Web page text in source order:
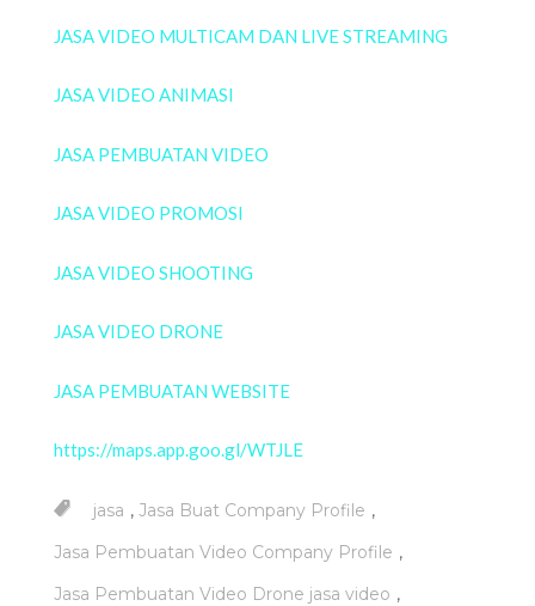
JASA VIDEO MULTICAM DAN LIVE STREAMING
JASA VIDEO ANIMASI
JASA PEMBUATAN VIDEO
JASA VIDEO PROMOSI
JASA VIDEO SHOOTING
JASA VIDEO DRONE
JASA PEMBUATAN WEBSITE
https://maps.app.goo.gl/WTJLE
jasa , Jasa Buat Company Profile ,
Jasa Pembuatan Video Company Profile ,
Jasa Pembuatan Video Drone jasa video ,